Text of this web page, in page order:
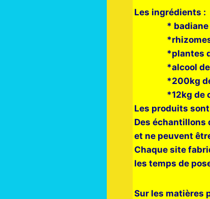
Les ingrédients :
* badiane ou
*rhizomes de
*plantes de
*alcool de
*200kg de
*12kg de
Les produits
Des échantillons
et ne peuvent
Chaque site
les temps de
Sur les matières